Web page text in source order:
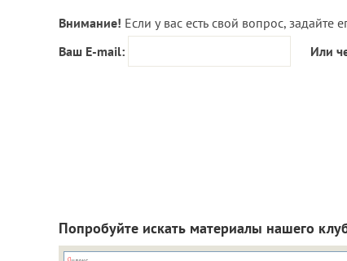
Внимание! Если у вас есть свой вопрос, задайте
Ваш E-mail: Или
Попробуйте искать материалы нашего